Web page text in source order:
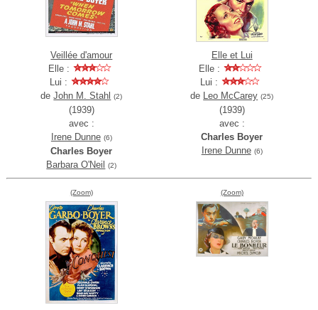
Veillée d'amour
Elle :
Lui :
deJohn M. Stahl (2)
(1939)
avec :
Irene Dunne (6)
Charles Boyer
Barbara O'Neil
(2)
Elle et Lui
Elle :
Lui :
de Leo McCarey (25)
(1939)
avec :
Charles Boyer
Irene Dunne (6)
(Zoom) (Zoom)